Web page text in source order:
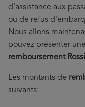
d'assistance aux
ou de refus
Nous allons
pouvez présenter
remboursement
Les montants de
suivants: